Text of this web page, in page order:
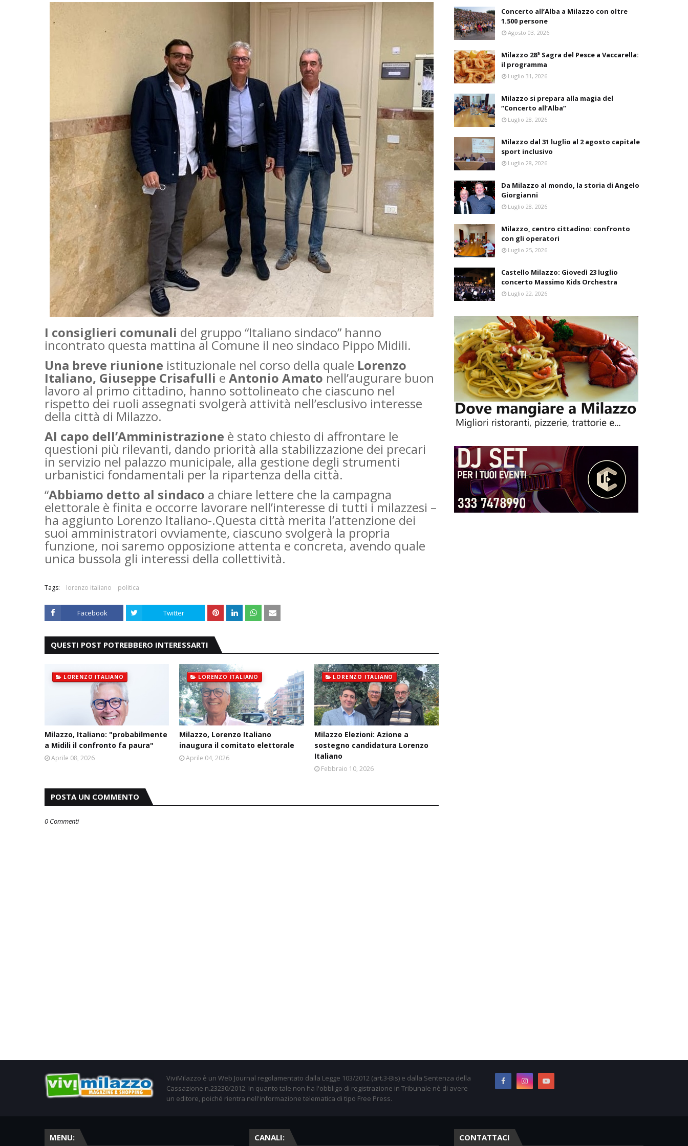
I consiglieri comunali del gruppo “Italiano sindaco” hanno
incontrato questa mattina al Comune il neo sindaco Pippo Midili.
Una breve riunione istituzionale nel corso della quale Lorenzo
Italiano, Giuseppe Crisafulli e Antonio Amato nell’augurare buon
lavoro al primo cittadino, hanno sottolineato che ciascuno nel
rispetto dei ruoli assegnati svolgerà attività nell’esclusivo interesse
della città di Milazzo.
Al capo dell’Amministrazione è stato chiesto di affrontare le
questioni più rilevanti, dando priorità alla stabilizzazione dei precari
in servizio nel palazzo municipale, alla gestione degli strumenti
urbanistici fondamentali per la ripartenza della città.
“Abbiamo detto al sindaco a chiare lettere che la campagna
elettorale è finita e occorre lavorare nell’interesse di tutti i milazzesi –
ha aggiunto Lorenzo Italiano-.Questa città merita l’attenzione dei
suoi amministratori ovviamente, ciascuno svolgerà la propria
funzione, noi saremo opposizione attenta e concreta, avendo quale
unica bussola gli interessi della collettività.
Tags: lorenzo italiano politica
Facebook Twitter
QUESTI POST POTREBBERO INTERESSARTI
LORENZO ITALIANO
Milazzo, Italiano: "probabilmente
a Midili il confronto fa paura"
Aprile 08, 2026
LORENZO ITALIANO
Milazzo, Lorenzo Italiano
inaugura il comitato elettorale
Aprile 04, 2026
LORENZO ITALIANO
Milazzo Elezioni: Azione a
sostegno candidatura Lorenzo
Italiano
Febbraio 10, 2026
POSTA UN COMMENTO
0 Commenti
Concerto all’Alba a Milazzo con oltre
1.500 persone
Agosto 03, 2026
Milazzo 28ª Sagra del Pesce a Vaccarella:
il programma
Luglio 31, 2026
Milazzo si prepara alla magia del
“Concerto all’Alba”
Luglio 28, 2026
Milazzo dal 31 luglio al 2 agosto capitale
sport inclusivo
Luglio 28, 2026
Da Milazzo al mondo, la storia di Angelo
Giorgianni
Luglio 28, 2026
Milazzo, centro cittadino: confronto
con gli operatori
Luglio 25, 2026
Castello Milazzo: Giovedì 23 luglio
concerto Massimo Kids Orchestra
Luglio 22, 2026
ViviMilazzo è un Web Journal regolamentato dalla Legge 103/2012 (art.3-Bis) e dalla Sentenza della
Cassazione n.23230/2012. In quanto tale non ha l'obbligo di registrazione in Tribunale nè di avere
un editore, poiché rientra nell'informazione telematica di tipo Free Press.
MENU: CANALI: CONTATTACI